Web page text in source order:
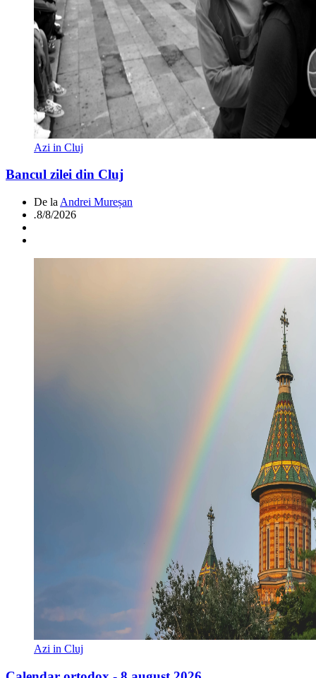
Azi in Cluj
Bancul zilei din Cluj
De la Andrei Mureșan
.8/8/2026
Azi in Cluj